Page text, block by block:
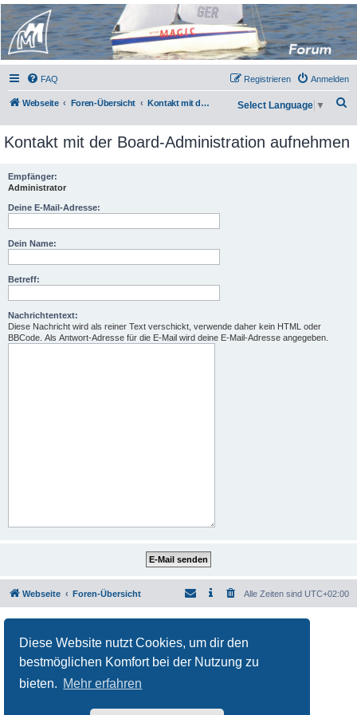
Diese Website nutzt Cookies, um dir den
bestmöglichen Komfort bei der Nutzung zu
bieten. Mehr erfahren
Micro Magic Forum
Deutschland
FAQ Anmelden
Registrieren
Webseite Foren-Übersicht Kontakt mit der Board-Administration aufnehmen
c
Select Language ▼
Kontakt mit der Board-Administration aufnehmen
Empfänger:
Administrator
Deine E-Mail-Adresse:
Dein Name:
Betreff:
Nachrichtentext:
Diese Nachricht wird als reiner Text verschickt, verwende daher kein HTML oder
BBCode. Als Antwort-Adresse für die E-Mail wird deine E-Mail-Adresse angegeben.
Webseite Foren-Übersicht Alle Zeiten sind UTC+02:00
Deutsche Übersetzung durchphpBB.de
Nutzungsbedingungen